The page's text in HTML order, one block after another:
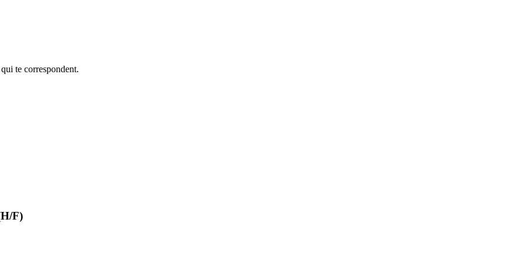
te correspondent.
F)